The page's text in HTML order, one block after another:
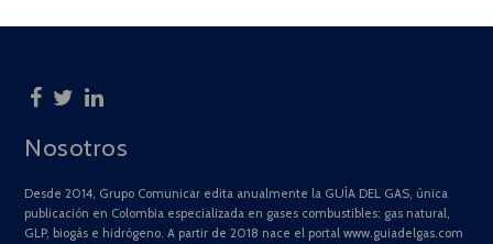
Nosotros
Desde 2014, Grupo Comunicar edita anualmente la GUÍA DEL GAS, única
publicación en Colombia especializada en gases combustibles: gas natural,
GLP, biogás e hidrógeno. A partir de 2018 nace el portal www.guiadelgas.com